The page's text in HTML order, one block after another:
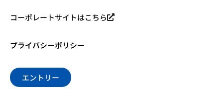
コーポレートサイトはこちら
プライバシーポリシー
エントリー